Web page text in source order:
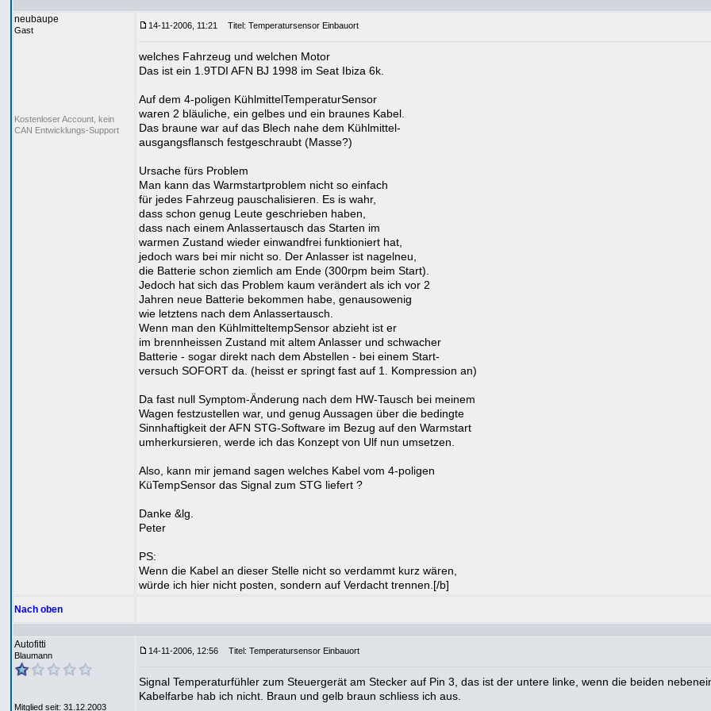
neubaupe
Gast
Kostenloser Account, kein
CAN Entwicklungs-Support
14-11-2006, 11:21 Titel: Temperatursensor Einbauort
welches Fahrzeug und welchen Motor
Das ist ein 1.9TDI AFN BJ 1998 im Seat Ibiza 6k.
Auf dem 4-poligen KühlmittelTemperaturSensor
waren 2 bläuliche, ein gelbes und ein braunes Kabel.
Das braune war auf das Blech nahe dem Kühlmittel-
ausgangsflansch festgeschraubt (Masse?)
Ursache fürs Problem
Man kann das Warmstartproblem nicht so einfach
für jedes Fahrzeug pauschalisieren. Es is wahr,
dass schon genug Leute geschrieben haben,
dass nach einem Anlassertausch das Starten im
warmen Zustand wieder einwandfrei funktioniert hat,
jedoch wars bei mir nicht so. Der Anlasser ist nagelneu,
die Batterie schon ziemlich am Ende (300rpm beim Start).
Jedoch hat sich das Problem kaum verändert als ich vor 2
Jahren neue Batterie bekommen habe, genausowenig
wie letztens nach dem Anlassertausch.
Wenn man den KühlmitteltempSensor abzieht ist er
im brennheissen Zustand mit altem Anlasser und schwacher
Batterie - sogar direkt nach dem Abstellen - bei einem Start-
versuch SOFORT da. (heisst er springt fast auf 1. Kompression an)
Da fast null Symptom-Änderung nach dem HW-Tausch bei meinem
Wagen festzustellen war, und genug Aussagen über die bedingte
Sinnhaftigkeit der AFN STG-Software im Bezug auf den Warmstart
umherkursieren, werde ich das Konzept von Ulf nun umsetzen.
Also, kann mir jemand sagen welches Kabel vom 4-poligen
KüTempSensor das Signal zum STG liefert ?
Danke &lg.
Peter
PS:
Wenn die Kabel an dieser Stelle nicht so verdammt kurz wären,
würde ich hier nicht posten, sondern auf Verdacht trennen.[/b]
Nach oben
Autofitti
Blaumann
Mitglied seit: 31.12.2003
14-11-2006, 12:56 Titel: Temperatursensor Einbauort
Signal Temperaturfühler zum Steuergerät am Stecker auf Pin 3, das ist der untere linke, wenn die beiden
Kabelfarbe hab ich nicht. Braun und gelb braun schliess ich aus.